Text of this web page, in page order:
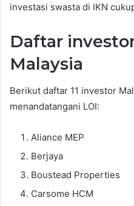
investasi swasta di IKN
Daftar
Malaysia
Berikut daftar 11 investor
menandatangani LOI:
Aliance MEP
Berjaya
Boustead Properties
Carsome HCM